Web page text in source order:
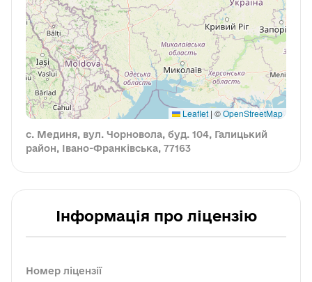
Leaflet | ©OpenStreetMap
с. Мединя, вул. Чорновола, буд. 104, Галицький
район, Івано-Франківська, 77163
Інформація про ліцензію
Номер ліцензії